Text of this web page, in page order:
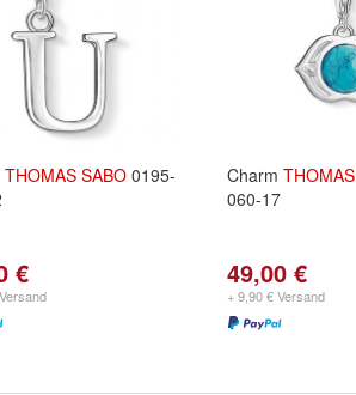
THOMAS SABO 0195-
€
Charm THOMAS
060-17
49,00 €
+ 9,90 € Versand